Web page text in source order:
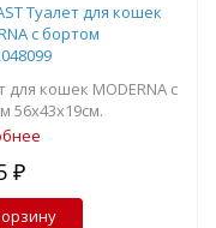
Туалет для кошек
с бортом
для кошек MODERNA с
56х43х19см.
₽